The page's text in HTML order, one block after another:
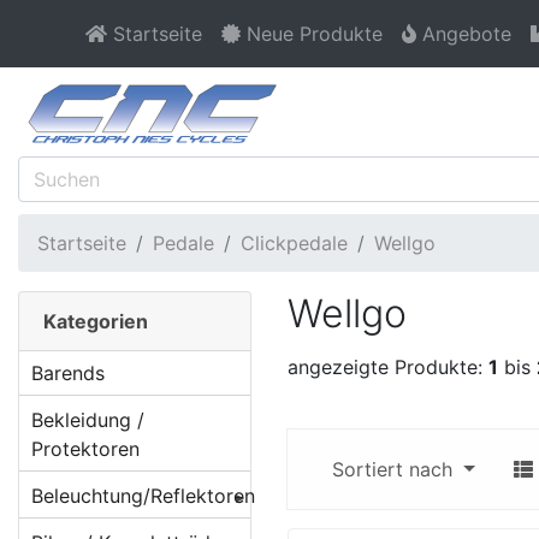
Startseite Neue Produkte Angebote
Startseite Pedale Clickpedale Wellgo
Wellgo
angezeigte Produkte: 1 bis
Sortiert nach
Kategorien
Barends
Bekleidung /
Protektoren
Beleuchtung/Reflektoren